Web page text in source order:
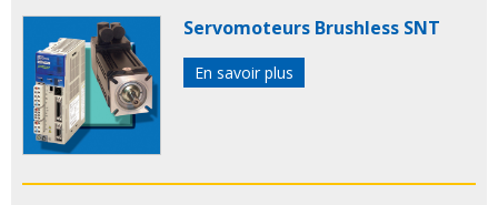
Servomoteurs Brushless SNT
En savoir plus